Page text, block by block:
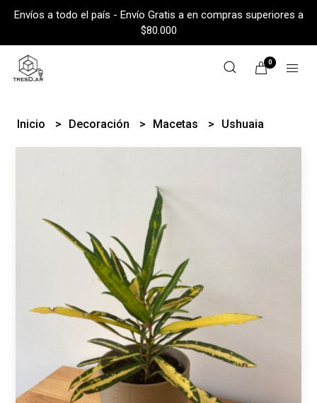
Envíos a todo el país - Envío Gratis a en compras superiores a
$80.000
0
Inicio Decoración Macetas Ushuaia